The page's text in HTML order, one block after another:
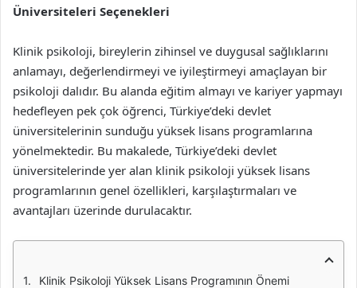
Üniversiteleri Seçenekleri
Klinik psikoloji, bireylerin zihinsel ve duygusal sağlıklarını
anlamayı, değerlendirmeyi ve iyileştirmeyi amaçlayan bir
psikoloji dalıdır. Bu alanda eğitim almayı ve kariyer yapmayı
hedefleyen pek çok öğrenci, Türkiye’deki devlet
üniversitelerinin sunduğu yüksek lisans programlarına
yönelmektedir. Bu makalede, Türkiye’deki devlet
üniversitelerinde yer alan klinik psikoloji yüksek lisans
programlarının genel özellikleri, karşılaştırmaları ve
avantajları üzerinde durulacaktır.
Klinik Psikoloji Yüksek Lisans Programının Önemi